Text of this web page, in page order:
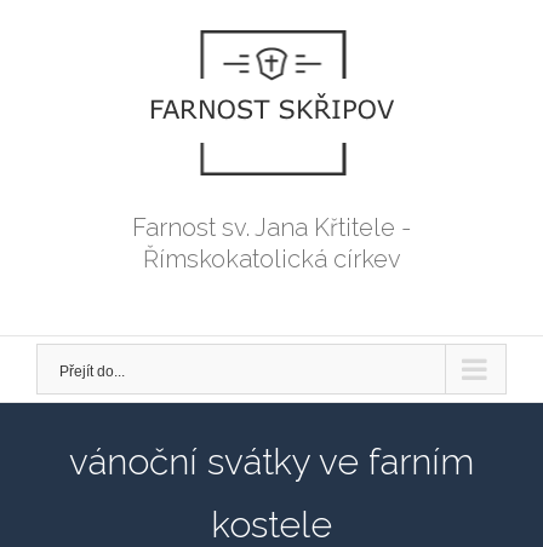
Farnost sv. Jana Křtitele -
Římskokatolická církev
Přejít do...
vánoční svátky ve farním
kostele